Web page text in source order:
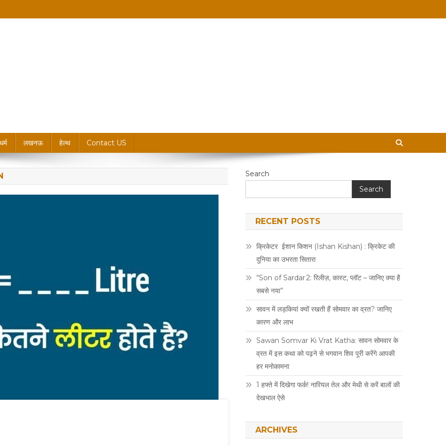
धर्म लखनऊ हेल्थ Contact US
Search
Search
RECENT POSTS
क्रिकेटर ईशान किशन (Ishan Kishan) : क्रिकेट की
दुनिया का उभरता सितारा
“Son of Sardar 2: रिलीज़, कास्ट, प्लॉट – जानिए क्या है
सबसे नया”
सावन में लड़कियां क्यों रखती हैं सोमवार का व्रत? जानिए
कारण और लाभ
Sawan Somvar Ki Vrat Katha: सावन सोमवार के
व्रत में इस कथा को पढ़ने से भगवान शिव पूरी करेंगे आपकी
हर मनोकामना
1 हफ्ते में दिखेगा फर्क! नारियल तेल और मेथी से करें बालों की
देखभाल ऐसे
ARCHIVES